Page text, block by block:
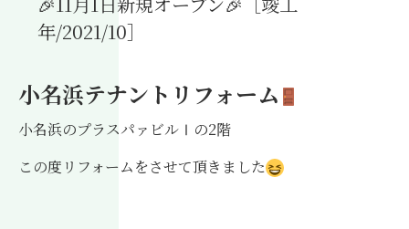
年/2021/10］
小名浜テナントリフォーム
小名浜のプラスパァビルⅠの2階
この度リフォームをさせて頂きました